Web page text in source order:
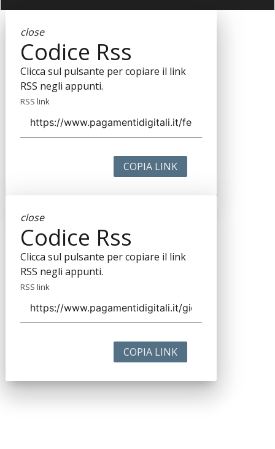
close
Codice Rss
Clicca sul pulsante per copiare il link
RSS negli appunti.
RSS link
COPIA LINK
close
Codice Rss
Clicca sul pulsante per copiare il link
RSS negli appunti.
RSS link
COPIA LINK